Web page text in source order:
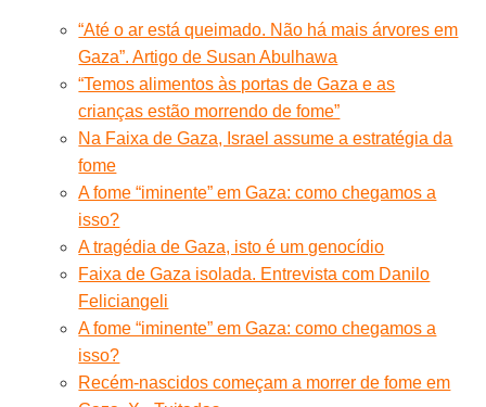
“Até o ar está queimado. Não há mais árvores em
Gaza”. Artigo de Susan Abulhawa
“Temos alimentos às portas de Gaza e as
crianças estão morrendo de fome”
Na Faixa de Gaza, Israel assume a estratégia da
fome
A fome “iminente” em Gaza: como chegamos a
isso?
A tragédia de Gaza, isto é um genocídio
Faixa de Gaza isolada. Entrevista com Danilo
Feliciangeli
A fome “iminente” em Gaza: como chegamos a
isso?
Recém-nascidos começam a morrer de fome em